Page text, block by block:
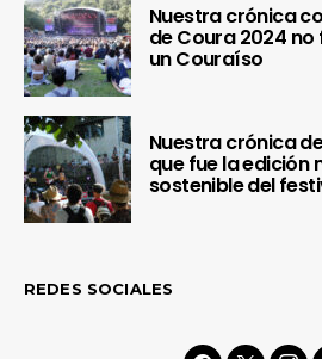
Nuestra crónica
de Coura 2024 no
un Couraíso
Nuestra crónica
que fue la edición
sostenible del
REDES SOCIALES